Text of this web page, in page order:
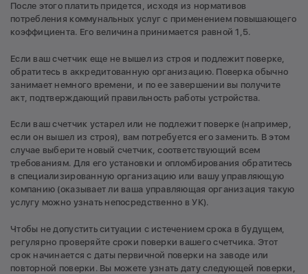
После этого платить придется, исходя из нормативов
потребления коммунальных услуг с применением повышающего
коэффициента. Его величина принимается равной 1,5.
Если ваш счетчик еще не вышел из строя и подлежит поверке,
обратитесь в аккредитованную организацию. Поверка обычно
занимает немного времени, и по ее завершении вы получите
акт, подтверждающий правильность работы устройства.
Если ваш счетчик устарел или не подлежит поверке (например,
если он вышел из строя), вам потребуется его заменить. В этом
случае выберите новый счетчик, соответствующий всем
требованиям. Для его установки и опломбирования обратитесь
в специализированную организацию или вашу управляющую
компанию (оказывает ли ваша управляющая организация такую
услугу можно узнать непосредственно в УК).
Чтобы не допустить ситуации с истечением срока в будущем,
регулярно проверяйте сроки поверки вашего счетчика. Этот
срок начинается с даты первичной поверки на заводе или
повторной поверки. Вы можете узнать дату следующей поверки,